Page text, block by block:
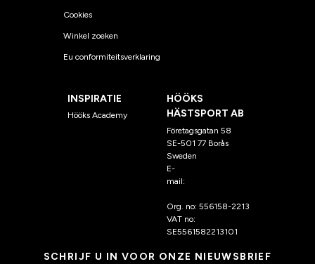
Cookies
Winkel zoeken
Eu conformiteitsverklaring
INSPIRATIE
Hööks Academy
HÖÖKS
HÄSTSPORT AB
Företagsgatan 58
SE-501 77 Borås
Sweden
E-
mail:
Org. no: 556158-2213
VAT no:
SE5561582213101
SCHRIJF U IN VOOR ONZE NIEUWSBRIEF